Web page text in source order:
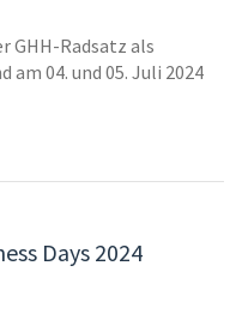
GHH‐Radsatz als
04. und 05. Juli 2024
Days 2024